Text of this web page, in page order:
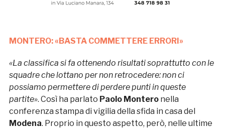
MONTERO: «BASTA COMMETTERE ERRORI»
«La classifica si fa ottenendo risultati soprattutto con le
squadre che lottano per non retrocedere: non ci
possiamo permettere di perdere punti in queste
partite». Così ha parlato Paolo Monteronella
conferenza stampa di vigilia della sfida in casa del
Modena. Proprio in questo aspetto, però, nelle ultime